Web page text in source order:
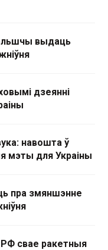
выдаць
дзеянні
навошта ў
мэты для Украіны
пра змяншэнне
РФ свае ракетныя